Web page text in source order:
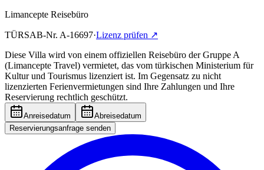
Limancepte Reisebüro
TÜRSAB-Nr. A-16697·Lizenz prüfen ↗
Diese Villa wird von einem offiziellen Reisebüro der Gruppe A
(Limancepte Travel) vermietet, das vom türkischen Ministerium für
Kultur und Tourismus lizenziert ist. Im Gegensatz zu nicht
lizenzierten Ferienvermietungen sind Ihre Zahlungen und Ihre
Reservierung rechtlich geschützt.
Anreisedatum
Abreisedatum
Reservierungsanfrage senden